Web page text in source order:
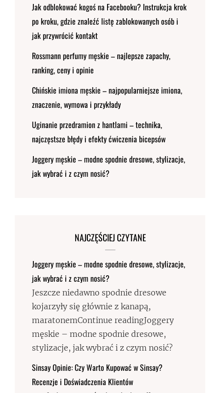
Jak odblokować kogoś na Facebooku? Instrukcja krok
po kroku, gdzie znaleźć listę zablokowanych osób i
jak przywrócić kontakt
Rossmann perfumy męskie – najlepsze zapachy,
ranking, ceny i opinie
Chińskie imiona męskie – najpopularniejsze imiona,
znaczenie, wymowa i przykłady
Uginanie przedramion z hantlami – technika,
najczęstsze błędy i efekty ćwiczenia bicepsów
Joggery męskie – modne spodnie dresowe, stylizacje,
jak wybrać i z czym nosić?
NAJCZĘŚCIEJ CZYTANE
Joggery męskie – modne spodnie dresowe, stylizacje,
jak wybrać i z czym nosić?
Jeszcze niedawno spodnie dresowe
kojarzyły się głównie z kanapą,
maratonemContinue readingJoggery
męskie – modne spodnie dresowe,
stylizacje, jak wybrać i z czym nosić?
Sinsay Opinie: Czy Warto Kupować w Sinsay?
Recenzje i Doświadczenia Klientów